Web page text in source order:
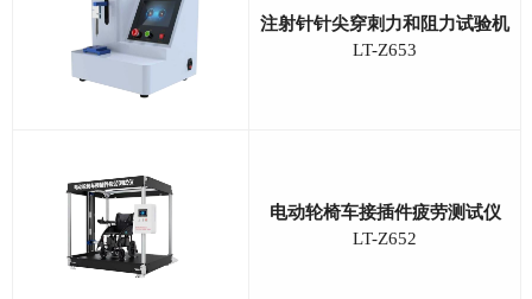
注射针针尖穿刺力和阻力试验机
LT-Z653
电动轮椅车接插件疲劳测试仪
LT-Z652